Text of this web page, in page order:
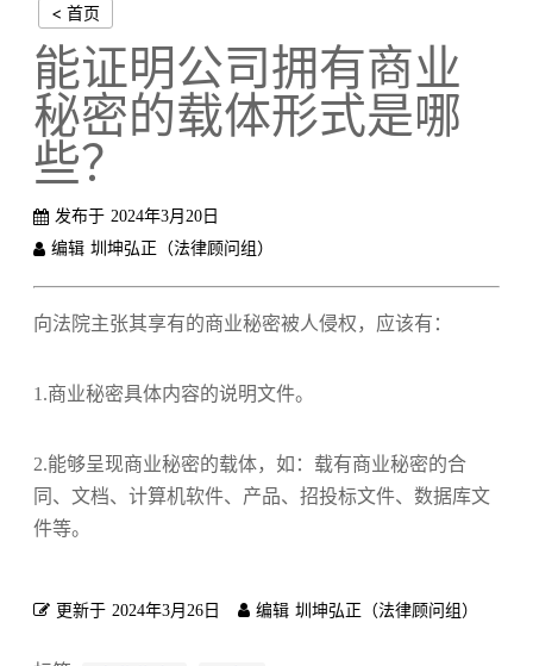
< 首页
能证明公司拥有商业
秘密的载体形式是哪
些？
发布于 2024年3月20日
编辑 圳坤弘正（法律顾问组）
向法院主张其享有的商业秘密被人侵权，应该有：
1.商业秘密具体内容的说明文件。
2.能够呈现商业秘密的载体，如：载有商业秘密的合
同、文档、计算机软件、产品、招投标文件、数据库文
件等。
更新于 2024年3月26日 编辑 圳坤弘正（法律顾问组）